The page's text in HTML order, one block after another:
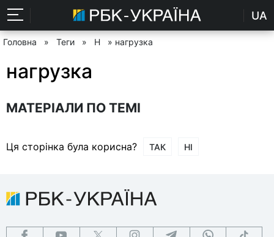
UA
Головна » Теги » Н » нагрузка
нагрузка
МАТЕРІАЛИ ПО ТЕМІ
Ця сторінка була корисна? ТАК НІ